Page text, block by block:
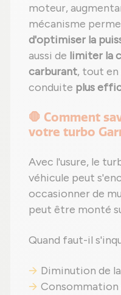
moteur,
mécanisme
d'optimiser la
aussi de limiter la
carburant, tout en
conduite plus
🛑 Comment
votre turbo
Avec l'usure, le
véhicule peut
occasionner de
peut être monté
Quand faut-il
Diminution de
Consommation